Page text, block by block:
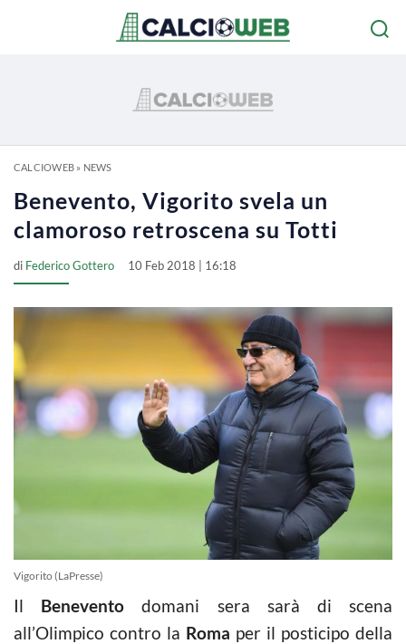
CALCIOWEB» NEWS
Benevento, Vigorito svela un
clamoroso retroscena su Totti
di Federico Gottero 10 Feb 2018 | 16:18
Vigorito (LaPresse)
Il Benevento domani sera sarà di scena
all’Olimpico contro la Roma per il posticipo della